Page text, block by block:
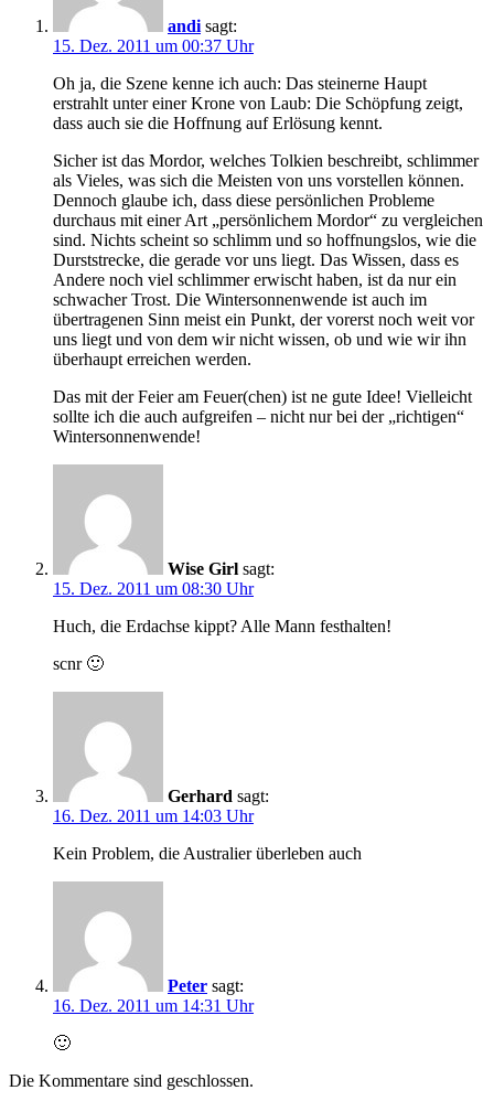
andi sagt:
15. Dez. 2011 um 00:37 Uhr
Oh ja, die Szene kenne ich auch: Das steinerne Haupt
erstrahlt unter einer Krone von Laub: Die Schöpfung zeigt,
dass auch sie die Hoffnung auf Erlösung kennt.
Sicher ist das Mordor, welches Tolkien beschreibt, schlimmer
als Vieles, was sich die Meisten von uns vorstellen können.
Dennoch glaube ich, dass diese persönlichen Probleme
durchaus mit einer Art „persönlichem Mordor“ zu vergleichen
sind. Nichts scheint so schlimm und so hoffnungslos, wie die
Durststrecke, die gerade vor uns liegt. Das Wissen, dass es
Andere noch viel schlimmer erwischt haben, ist da nur ein
schwacher Trost. Die Wintersonnenwende ist auch im
übertragenen Sinn meist ein Punkt, der vorerst noch weit vor
uns liegt und von dem wir nicht wissen, ob und wie wir ihn
überhaupt erreichen werden.
Das mit der Feier am Feuer(chen) ist ne gute Idee! Vielleicht
sollte ich die auch aufgreifen – nicht nur bei der „richtigen“
Wintersonnenwende!
Wise Girl sagt:
15. Dez. 2011 um 08:30 Uhr
Huch, die Erdachse kippt? Alle Mann festhalten!
scnr 🙂
Gerhard sagt:
16. Dez. 2011 um 14:03 Uhr
Kein Problem, die Australier überleben auch
Peter sagt:
16. Dez. 2011 um 14:31 Uhr
🙂
Die Kommentare sind geschlossen.